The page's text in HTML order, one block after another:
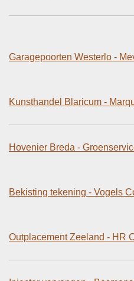
Garagepoorten Westerlo -
Kunsthandel Blaricum -
Hovenier Breda -
Bekisting tekening - Vogels
Outplacement Zeeland - HR